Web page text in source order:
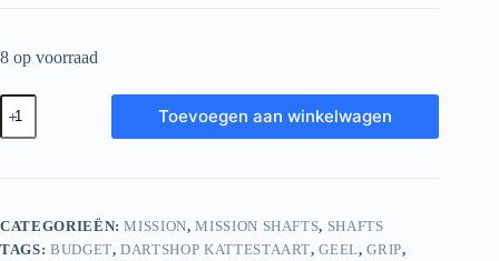
8 op voorraad
Mission
Grip
Lock
Shafts
aantal
Toevoegen aan winkelwagen
CATEGORIEËN:MISSION,MISSION SHAFTS, SHAFTS
TAGS: BUDGET,DARTSHOP KATTESTAART,GEEL,GRIP,